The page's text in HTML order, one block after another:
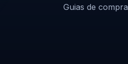
Guias de compra